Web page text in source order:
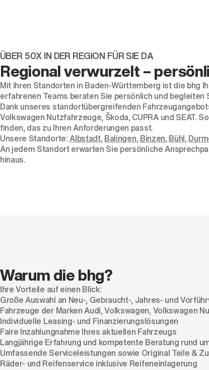
ÜBER 50X IN DER REGION FÜR SIE DA
Regional verwurzelt –
Mit ihren Standorten in Baden-Württemberg ist die bhg
erfahrenen Teams beraten Sie persönlich und
Dank unseres standortübergreifenden
Volkswagen Nutzfahrzeuge, Škoda, CUPRA und SEAT.
finden, das zu Ihren Anforderungen passt.
Unsere Standorte:Albstadt, Balingen, Binzen, Bühl,
An jedem Standort erwarten Sie persönliche
hinaus.
Warum die bhg?
Ihre Vorteile auf einen Blick:
Große Auswahl an Neu-, Gebraucht-, Jahres- und
Fahrzeuge der Marken Audi, Volkswagen, Volkswagen
Individuelle Leasing- und Finanzierungslösungen
Faire Inzahlungnahme Ihres aktuellen Fahrzeugs
Langjährige Erfahrung und kompetente Beratung rund
Umfassende Serviceleistungen sowie Original Teile &
Räder- und Reifenservice inklusive Reifeneinlagerung